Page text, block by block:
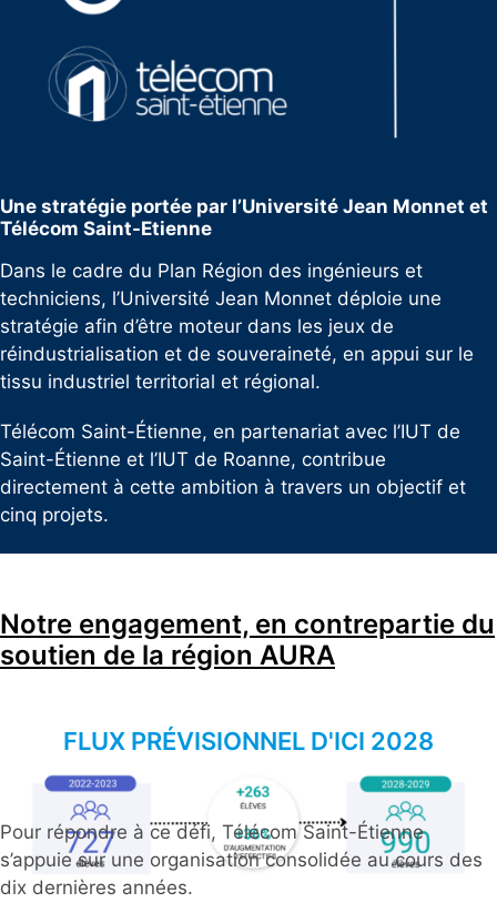
Une stratégie portée par l’Université Jean Monnet et
Télécom Saint-Etienne
Dans le cadre du Plan Région des ingénieurs et
techniciens, l’Université Jean Monnet déploie une
stratégie afin d’être moteur dans les jeux de
réindustrialisation et de souveraineté, en appui sur le
tissu industriel territorial et régional.
Télécom Saint-Étienne, en partenariat avec l’IUT de
Saint-Étienne et l’IUT de Roanne, contribue
directement à cette ambition à travers un objectif et
cinq projets.
Notre engagement, en contrepartie du
soutien de la région AURA
FLUX PRÉVISIONNEL D'ICI 2028
Pour répondre à ce défi, Télécom Saint-Étienne
s’appuie sur une organisation consolidée au cours des
dix dernières années.